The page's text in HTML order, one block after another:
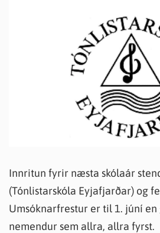
Innritun fyrir næsta skólaár
(Tónlistarskóla Eyjafjarðar) og
Umsóknarfrestur er til 1. júní en
nemendur sem allra, allra fyrst.